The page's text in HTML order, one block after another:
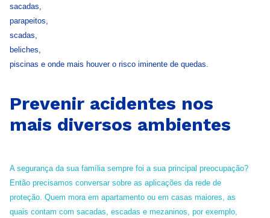
sacadas,
parapeitos,
scadas,
beliches,
piscinas e onde mais houver o risco iminente de quedas.
Prevenir acidentes nos
mais diversos ambientes
A segurança da sua família sempre foi a sua principal preocupação?
Então precisamos conversar sobre as aplicações da rede de
proteção. Quem mora em apartamento ou em casas maiores, as
quais contam com sacadas, escadas e mezaninos, por exemplo,